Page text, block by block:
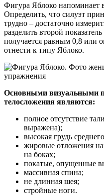
Фигура Яблоко напоминает
Определить, что силуэт
трудно – достаточно
разделить второй
получается равным 0,8 или
отнести к типу Яблоко.
Основными визуальными
телосложения являются:
полное отсутствие
выражена);
высокая грудь
жировые отложения
на боках;
покатые, опущенные
массивная спина;
не длинная шея;
стройные ноги.